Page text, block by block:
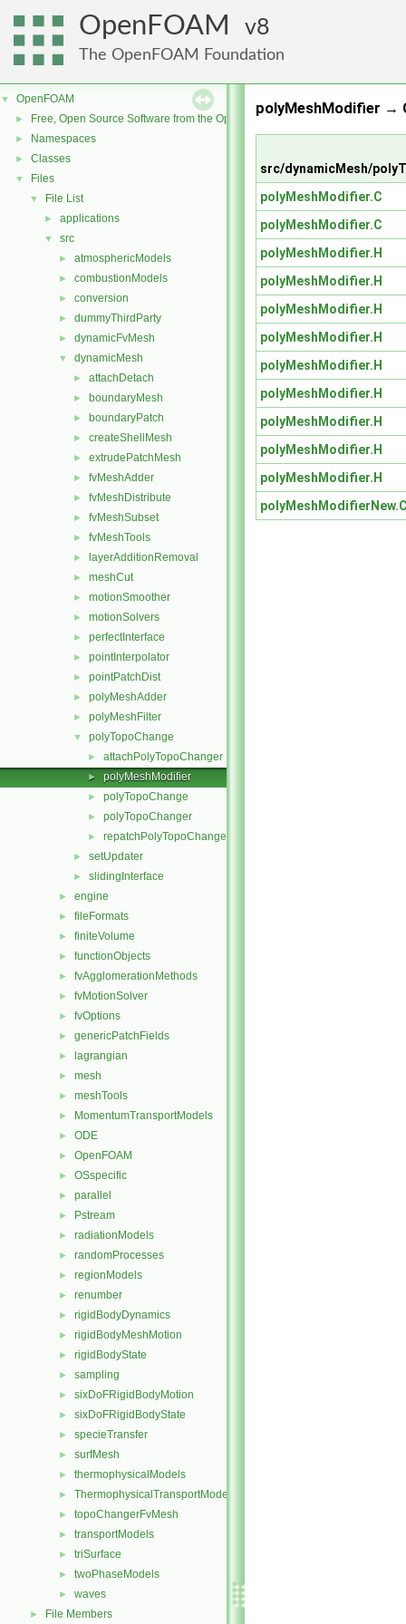
OpenFOAM 8
The OpenFOAM Foundation
▼ OpenFOAM
► Free, Open Source Software from the OpenFOAM Foundation
► Namespaces
► Classes
▼ Files
▼ File List
► applications
▼ src
► atmosphericModels
► combustionModels
► conversion
► dummyThirdParty
► dynamicFvMesh
▼ dynamicMesh
► attachDetach
► boundaryMesh
► boundaryPatch
► createShellMesh
► extrudePatchMesh
► fvMeshAdder
► fvMeshDistribute
► fvMeshSubset
► fvMeshTools
► layerAdditionRemoval
► meshCut
► motionSmoother
► motionSolvers
► perfectInterface
► pointInterpolator
► pointPatchDist
► polyMeshAdder
► polyMeshFilter
▼ polyTopoChange
► attachPolyTopoChanger
► polyMeshModifier
► polyTopoChange
► polyTopoChanger
► repatchPolyTopoChanger
► setUpdater
► slidingInterface
► engine
► fileFormats
► finiteVolume
► functionObjects
► fvAgglomerationMethods
► fvMotionSolver
► fvOptions
► genericPatchFields
► lagrangian
► mesh
► meshTools
► MomentumTransportModels
► ODE
► OpenFOAM
► OSspecific
► parallel
► Pstream
► radiationModels
► randomProcesses
► regionModels
► renumber
► rigidBodyDynamics
► rigidBodyMeshMotion
► rigidBodyState
► sampling
► sixDoFRigidBodyMotion
► sixDoFRigidBodyState
► specieTransfer
► surfMesh
► thermophysicalModels
► ThermophysicalTransportModels
► topoChangerFvMesh
► transportModels
► triSurface
► twoPhaseModels
► waves
► File Members
polyMeshModifier →
src/dynamicMesh/
polyMeshModifier.C
polyMeshModifier.C
polyMeshModifier.H
polyMeshModifier.H
polyMeshModifier.H
polyMeshModifier.H
polyMeshModifier.H
polyMeshModifier.H
polyMeshModifier.H
polyMeshModifier.H
polyMeshModifier.H